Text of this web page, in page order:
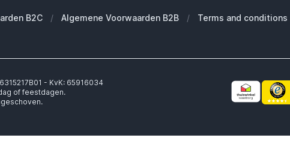
B2C / Algemene Voorwaarden B2B / Terms and conditions
- KvK: 65916034
of feestdagen.